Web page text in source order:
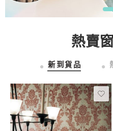
熱賣
新到貨品